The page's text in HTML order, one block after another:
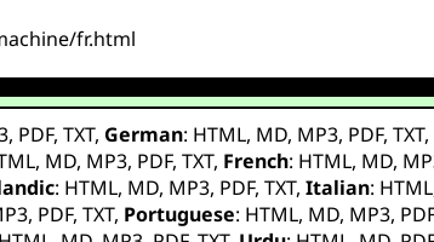
fr.html
, PDF,TXT, German: HTML, MD, MP3, PDF,TXT,
, MD, MP3, PDF,TXT, French: HTML, MD,
: HTML, MD, MP3, PDF,TXT,Italian: HTML
, PDF,TXT, Portuguese: HTML, MD, MP3,